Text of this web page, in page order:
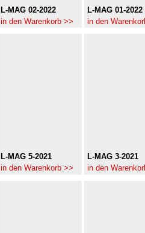
L-MAG 02-2022
in den Warenkorb >>
L-MAG 01-2022
in den
L-MAG 5-2021
in den Warenkorb >>
L-MAG 3-2021
in den